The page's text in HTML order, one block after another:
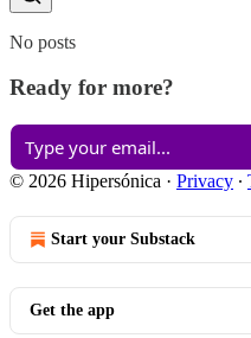
No posts
Ready for more?
© 2026 Hipersónica · Privacy ∙
Start your Substack
Get the app